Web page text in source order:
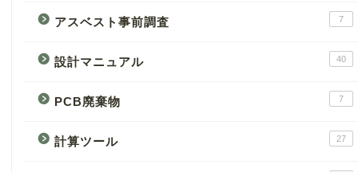
アスベスト事前調査 7
設計マニュアル 40
PCB廃棄物 7
計算ツール 27